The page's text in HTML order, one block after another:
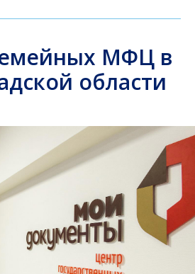
МФЦ в
области